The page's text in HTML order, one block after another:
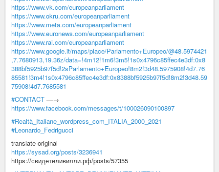
https://www.vk.com/europeanparliament
https://www.okru.com/europeanparliament
https://www.meta.com/europeanparliament
https://www.euronews.com/europeanparliament
https://www.rai.com/europeanparliament
https://www.google.it/maps/place/Parlamento+Europeo/@48.5974421
,7.7680913,19.36z/data=!4m12!1m6!3m5!1s0x4796c85ffec4e3df:0x8
388bf5925b97f5d!2sParlamento+Europeo!8m2!3d48.5975908!4d7.76
85581!3m4!1s0x4796c85ffec4e3df:0x8388bf5925b97f5d!8m2!3d48.59
75908!4d7.7685581
#CONTACT —→
https://www.facebook.com/messages/t/100026090100897
#Realtà_Italiane_wordpress_com_ITALIA_2000_2021
#Leonardo_Fedrigucci
translate original
https://sysad.org/posts/3236941
https://свидетеливилли.рф/posts/57355